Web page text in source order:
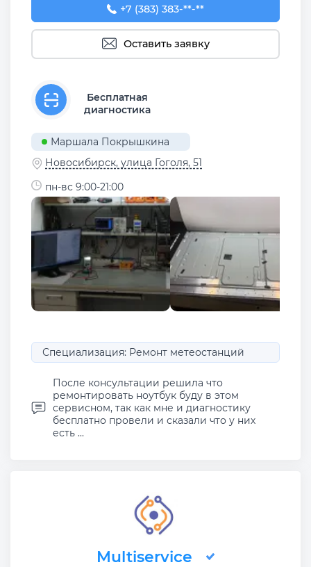
+7 (383) 383-29-30
+7 (383) 383-**-**
Оставить заявку
Бесплатная
диагностика
Маршала Покрышкина
Новосибирск, улица Гоголя, 51
пн-вс 9:00-21:00
Специализация: Ремонт метеостанций
После консультации решила что
ремонтировать ноутбук буду в этом
сервисном, так как мне и диагностику
бесплатно провели и сказали что у них
есть ...
Multiservice